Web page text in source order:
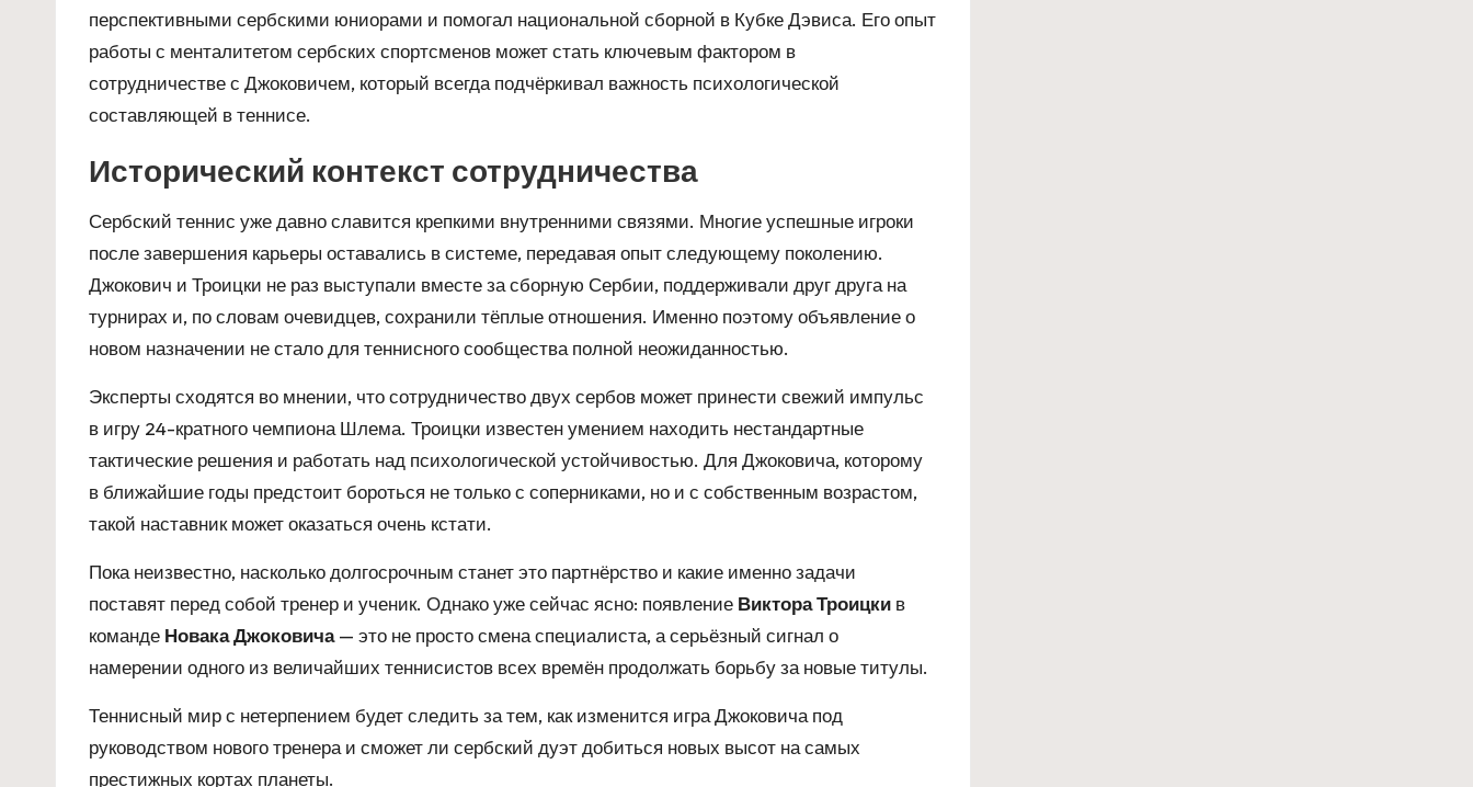
перспективными сербскими юниорами и помогал национальной сборной в Кубке Дэвиса. Его опыт
работы с менталитетом сербских спортсменов может стать ключевым фактором в
сотрудничестве с Джоковичем, который всегда подчёркивал важность психологической
составляющей в теннисе.
Исторический контекст сотрудничества
Сербский теннис уже давно славится крепкими внутренними связями. Многие успешные игроки
после завершения карьеры оставались в системе, передавая опыт следующему поколению.
Джокович и Троицки не раз выступали вместе за сборную Сербии, поддерживали друг друга на
турнирах и, по словам очевидцев, сохранили тёплые отношения. Именно поэтому объявление о
новом назначении не стало для теннисного сообщества полной неожиданностью.
Эксперты сходятся во мнении, что сотрудничество двух сербов может принести свежий импульс
в игру 24-кратного чемпиона Шлема. Троицки известен умением находить нестандартные
тактические решения и работать над психологической устойчивостью. Для Джоковича, которому
в ближайшие годы предстоит бороться не только с соперниками, но и с собственным возрастом,
такой наставник может оказаться очень кстати.
Пока неизвестно, насколько долгосрочным станет это партнёрство и какие именно задачи
поставят перед собой тренер и ученик. Однако уже сейчас ясно: появление Виктора Троицки в
команде Новака Джоковича— это не просто смена специалиста, а серьёзный сигнал о
намерении одного из величайших теннисистов всех времён продолжать борьбу за новые титулы.
Теннисный мир с нетерпением будет следить за тем, как изменится игра Джоковича под
руководством нового тренера и сможет ли сербский дуэт добиться новых высот на самых
престижных кортах планеты.